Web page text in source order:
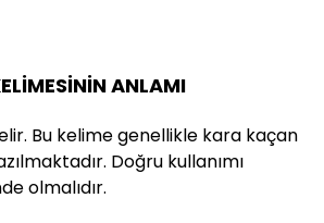
ANLAMI
Bu kelime genellikle kara kaçan
Doğru kullanımı
olmalıdır.